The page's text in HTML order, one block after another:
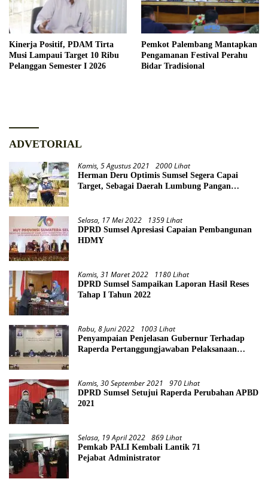
Kinerja Positif, PDAM Tirta
Musi Lampaui Target 10 Ribu
Pelanggan Semester I 2026
Pemkot Palembang Mantapkan
Pengamanan Festival Perahu
Bidar Tradisional
ADVETORIAL
Kamis, 5 Agustus 2021 2000 Lihat
Herman Deru Optimis Sumsel Segera Capai
Target, Sebagai Daerah Lumbung Pangan
Selasa, 17 Mei 2022 1359 Lihat
DPRD Sumsel Apresiasi Capaian Pembangunan
HDMY
Kamis, 31 Maret 2022 1180 Lihat
DPRD Sumsel Sampaikan Laporan Hasil Reses
Tahap I Tahun 2022
Rabu, 8 Juni 2022 1003 Lihat
Penyampaian Penjelasan Gubernur Terhadap
Raperda Pertanggungjawaban Pelaksanaan
Kamis, 30 September 2021 970 Lihat
DPRD Sumsel Setujui Raperda Perubahan APBD
2021
Selasa, 19 April 2022 869 Lihat
Pemkab PALI Kembali Lantik 71
Pejabat Administrator